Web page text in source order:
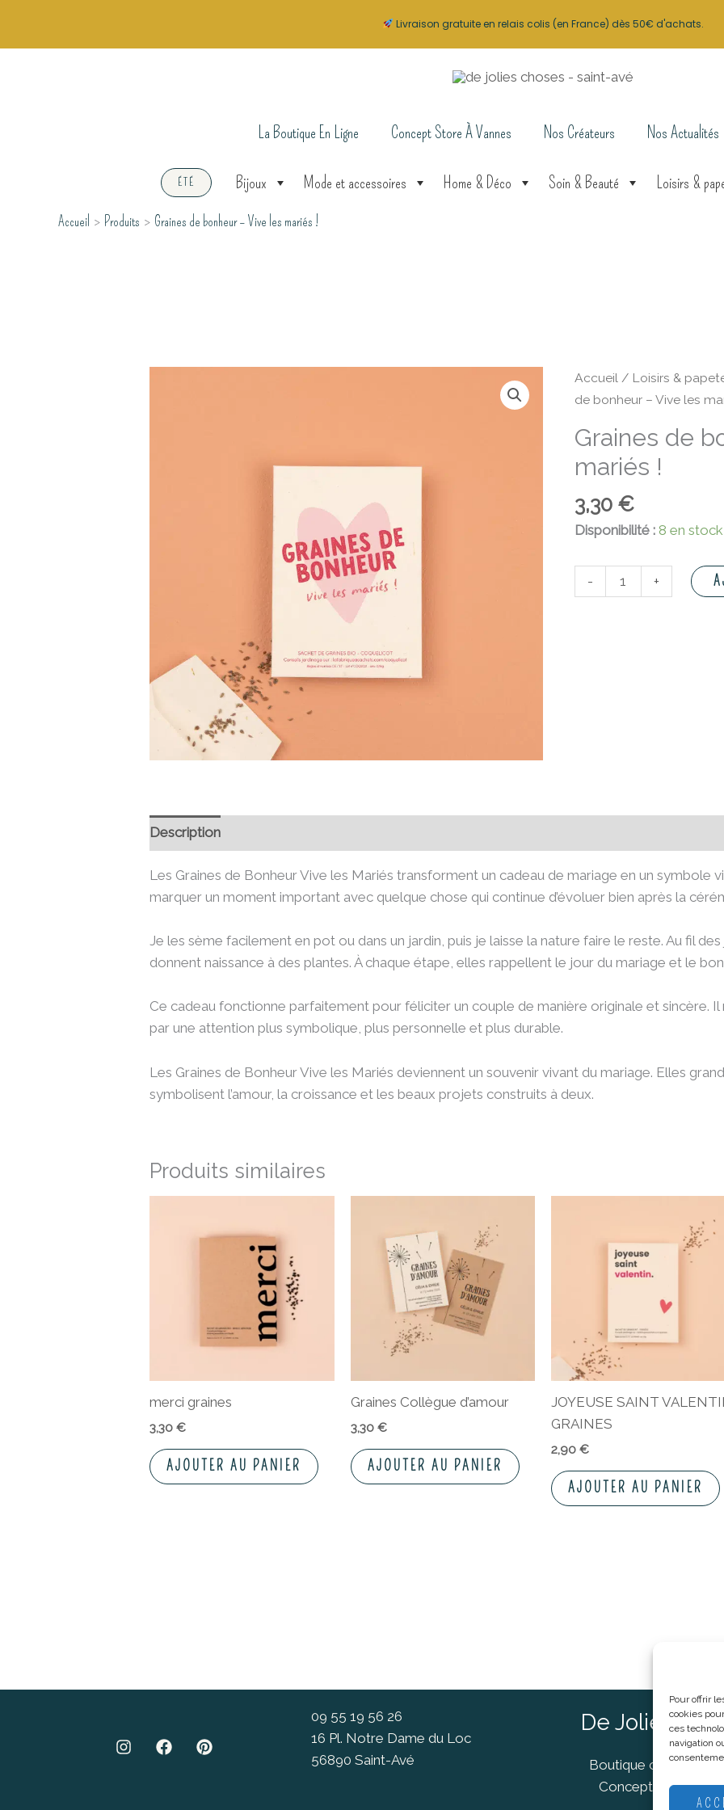
Pour offrir
cookies
ces
navigation
La Boutique En Ligne Concept Store À Vannes Nos Créateurs Nos Actualités
ÉTÉ Bijoux Mode et accessoires Home & Déco Soin & Beauté Loisirs &
Accueil Produits Graines de bonheur – Vive les mariés !
Accueil/ Loisirs &
de bonheur – Vive les
Graines de
mariés !
3,30 €
Disponibilité : 8 en stock
-
quantité
de
de
bonheur
Vive
les
+
Description
Les Graines de Bonheur Vive les Mariés transforment un cadeau de mariage en un symbole
marquer un moment important avec quelque chose qui continue d’évoluer bien après la
Je les sème facilement en pot ou dans un jardin, puis je laisse la nature faire le reste. Au fil
donnent naissance à des plantes. À chaque étape, elles rappellent le jour du mariage et le
Ce cadeau fonctionne parfaitement pour féliciter un couple de manière originale et sincère.
par une attention plus symbolique, plus personnelle et plus durable.
Les Graines de Bonheur Vive les Mariés deviennent un souvenir vivant du mariage. Elles
symbolisent l’amour, la croissance et les beaux projets construits à deux.
Produits similaires
merci graines
3,30€
AJOUTER AU PANIER
Graines Collègue d’amour
3,30 €
AJOUTER AU PANIER
JOYEUSE SAINT
GRAINES
2,90 €
AJOUTER AU PANIER
09 55 19 56 26
16 Pl. Notre Dame du Loc
56890 Saint-Avé
De Jolies
Boutique cadeaux
Concept Store
Livraison gratuite en relais colis (en France) dès 50€ d'achats.